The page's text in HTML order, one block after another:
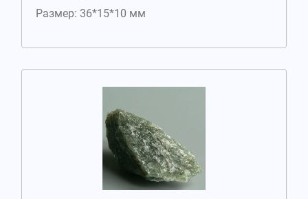
Размер: 36*15*10 мм